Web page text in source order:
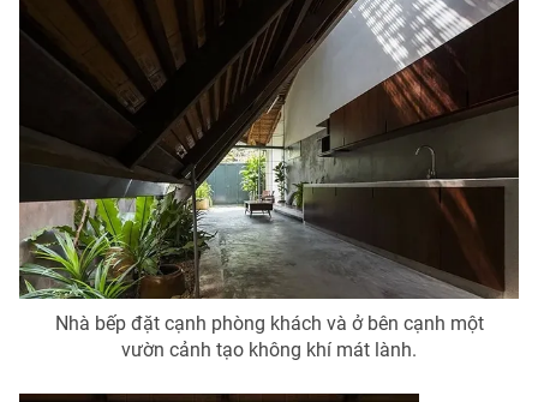
Photo Infographic
Shorts video
VTV Money VTV Thể thao
VTV Sức khoẻ Bất động sản
Thị trường 24h Tấm lòng Việt
VTV4 Vươn mình bằng AI
Nhà bếp đặt cạnh phòng khách và ở bên cạnh một
vườn cảnh tạo không khí mát lành.